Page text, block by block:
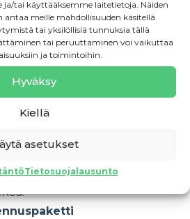
ja/tai käyttääksemme laitetietoja. Näiden
meille mahdollisuuden käsitellä
tai yksilöllisiä tunnuksia tällä
tai peruuttaminen voi vaikuttaa
ja toimintoihin.
Hyväksy
Kiellä
asetukset
Tietosuojalausunto
päätöksenteossa.
tarjota maksullisena
laadinta
työllisyysalueen